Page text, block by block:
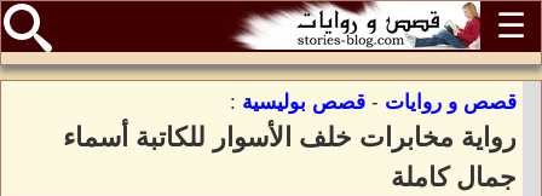
☰
قصص و روايات - قصص بوليسية :
رواية مخابرات خلف الأسوار للكاتبة أسماء
جمال كاملة